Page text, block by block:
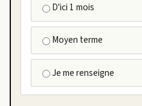
D'ici 1 mois
Moyen terme
Je me renseigne